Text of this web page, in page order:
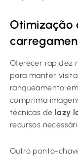
Otimização
Oferecer rapidez
para manter
ranqueamento
comprima
técnicas de lazy
recursos
Outro ponto-